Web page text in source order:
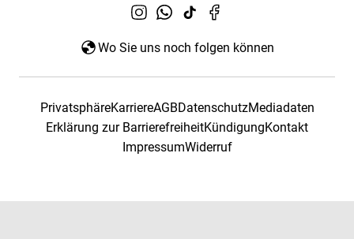
Wo Sie uns noch folgen können
PrivatsphäreKarriereAGBDatenschutzMediadaten
Erklärung zur BarrierefreiheitKündigungKontakt
ImpressumWiderruf